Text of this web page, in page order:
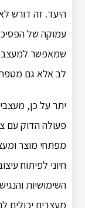
היעד. זה דורש
עמוקה של
שמאפשר
לב אלא גם
יתר על כן,
פעולה הדוק עם
חיוני לפיתוח
השימושיות
מעצבים יכולים